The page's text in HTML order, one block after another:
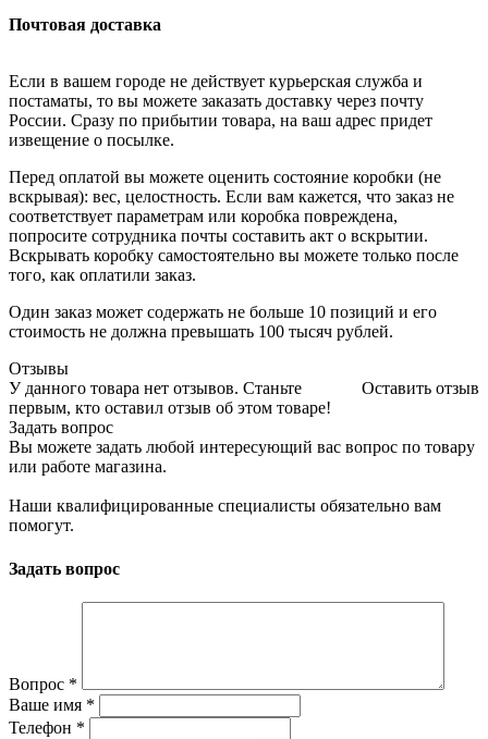
Почтовая доставка
Если в вашем городе не действует курьерская служба и
постаматы, то вы можете заказать доставку через почту
России. Сразу по прибытии товара, на ваш адрес придет
извещение о посылке.
Перед оплатой вы можете оценить состояние коробки (не
вскрывая): вес, целостность. Если вам кажется, что заказ не
соответствует параметрам или коробка повреждена,
попросите сотрудника почты составить акт о вскрытии.
Вскрывать коробку самостоятельно вы можете только после
того, как оплатили заказ.
Один заказ может содержать не больше 10 позиций и его
стоимость не должна превышать 100 тысяч рублей.
Отзывы
Оставить отзыв
У данного товара нет отзывов. Станьте
первым, кто оставил отзыв об этом товаре!
Задать вопрос
Вы можете задать любой интересующий вас вопрос по товару
или работе магазина.
Наши квалифицированные специалисты обязательно вам
помогут.
Задать вопрос
Вопрос *
Ваше имя *
Телефон *